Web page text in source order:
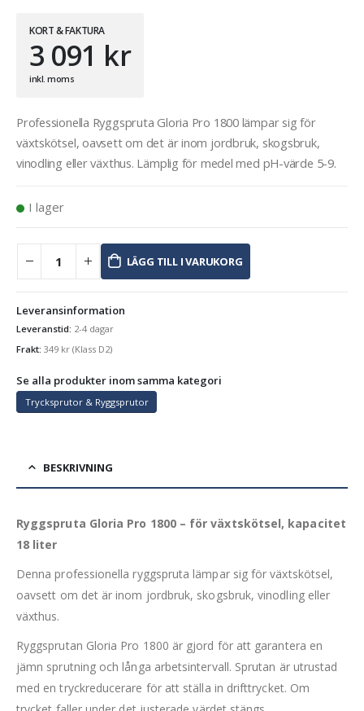
KORT & FAKTURA
3 091 kr
inkl. moms
Professionella Ryggspruta Gloria Pro 1800 lämpar sig för
växtskötsel, oavsett om det är inom jordbruk, skogsbruk,
vinodling eller växthus. Lämplig för medel med pH-värde 5-9.
I lager
LÄGG TILL I VARUKORG
Leveransinformation
Leveranstid: 2-4 dagar
Frakt: 349 kr (Klass D2)
Se alla produkter inom samma kategori
Trycksprutor & Ryggsprutor
BESKRIVNING
Ryggspruta Gloria Pro 1800 – för växtskötsel, kapacitet
18 liter
Denna professionella ryggspruta lämpar sig för växtskötsel,
oavsett om det är inom jordbruk, skogsbruk, vinodling eller
växthus.
Ryggsprutan Gloria Pro 1800 är gjord för att garantera en
jämn sprutning och långa arbetsintervall. Sprutan är utrustad
med en tryckreducerare för att ställa in drifttrycket. Om